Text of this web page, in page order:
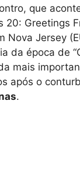
que
20: Greetings
Nova Jersey
da época de
mais
após o
.